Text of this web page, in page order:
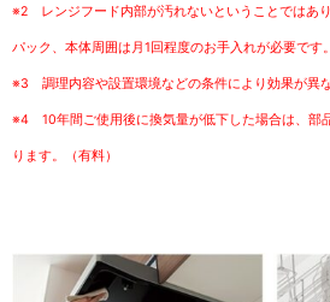
※2 レンジフード内部が汚れないということではあ
パック、本体周囲は月1回程度のお手入れが必要です。
※3 調理内容や設置環境などの条件により効果が異な
※4 10年間ご使用後に換気量が低下した場合は、部
ります。（有料）